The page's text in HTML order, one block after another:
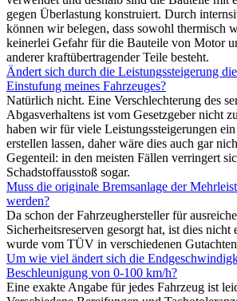
gegen Überlastung konstruiert. Durch
können wir belegen, dass sowohl thermisch
keinerlei Gefahr für die Bauteile von Motor
anderer kraftübertragender Teile besteht.
Ändert sich durch die Leistungssteigerung
Einstufung meines Fahrzeuges?
Natürlich nicht. Eine Verschlechterung des
Abgasverhaltens ist vom Gesetzgeber nicht
haben wir für viele Leistungssteigerungen
erstellen lassen, daher wäre dies auch gar
Gegenteil: in den meisten Fällen verringert
Schadstoffausstoß sogar.
Muss die originale Bremsanlage der
werden?
Da schon der Fahrzeughersteller für
Sicherheitsreserven gesorgt hat, ist dies
wurde vom TÜV in verschiedenen
Um wie viel ändert sich die
Beschleunigung von 0-100 km/h?
Eine exakte Angabe für jedes Fahrzeug ist